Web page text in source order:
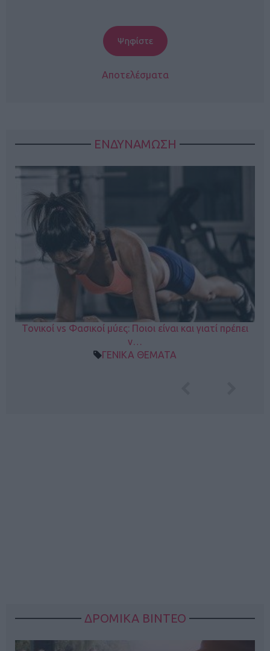
Αποτελέσματα
ΕΝΔΥΝΑΜΩΣΗ
Τονικοί vs Φασικοί μύες: Ποιοι είναι και γιατί πρέπει
ν…
ΓΕΝΙΚΑ ΘΕΜΑΤΑ
ΔΡΟΜΙΚΑ ΒΙΝΤΕΟ